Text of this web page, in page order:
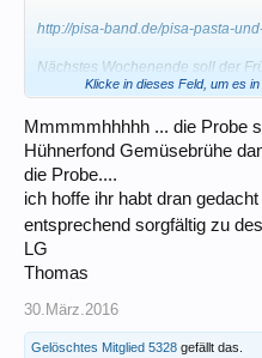
http://pisa-band.de/pisa-pasta-
Nächstes Wochenende soll der
wunderbar!
CzG
Dreas
Klicke in dieses Feld, um es
Mmmmmhhhhh ... die Probe
Hühnerfond Gemüsebrühe
die Probe....
ich hoffe ihr habt dran
entsprechend sorgfältig zu
LG
Thomas
30.März.2016
Gelöschtes Mitglied 5328 gefällt das.